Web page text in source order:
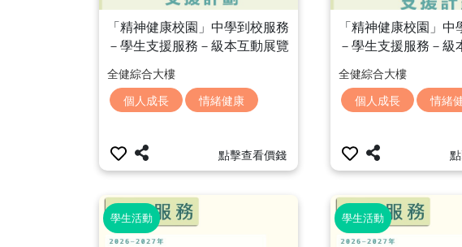
「精神健康校園」中學到校服務
－學生支援服務－級本互動展覽
「五感體驗展覽」
全健綜合大樓
個人成長
情緒健康
點擊查看價錢
「精神健康校園」中
－學生支援服務－級
「「好好表達」體驗
全健綜合大樓
個人成長
情緒
學生活動 學生活動